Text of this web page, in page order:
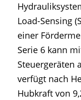
Load-Sensing
einer
Serie 6 kann
Steuergeräten
verfügt nach
Hubkraft von